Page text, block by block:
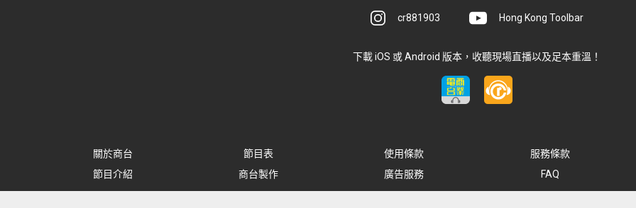
cr881903 Hong Kong Toolbar
下載 iOS 或 Android 版本，收聽現場直播以及足本重溫！
關於商台 節目表 使用條款
服務條款
節目介紹
商台製作 廣告服務 FAQ